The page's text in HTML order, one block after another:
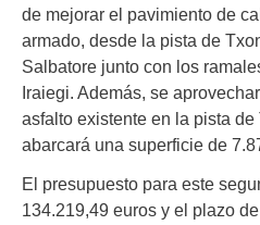
de mejorar el pavimiento de
armado, desde la pista de
Salbatore junto con los
Iraiegi. Además, se
asfalto existente en la pista
abarcará una superficie de
El presupuesto para este
134.219,49 euros y el plazo